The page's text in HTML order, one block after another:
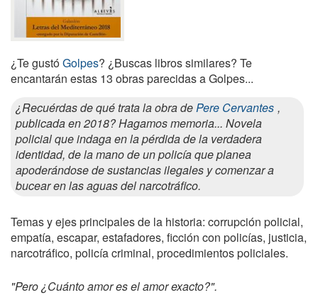
¿Te gustóGolpes? ¿Buscas libros similares? Te
encantarán estas 13 obras parecidas a Golpes...
¿Recuérdas de qué trata la obra dePere Cervantes ,
publicada en 2018? Hagamos memoria... Novela
policial que indaga en la pérdida de la verdadera
identidad, de la mano de un policía que planea
apoderándose de sustancias ilegales y comenzar a
bucear en las aguas del narcotráfico.
Temas y ejes principales de la historia: corrupción policial,
empatía, escapar, estafadores, ficción con policías, justicia,
narcotráfico, policía criminal, procedimientos policiales.
"Pero ¿Cuánto amor es el amor exacto?".